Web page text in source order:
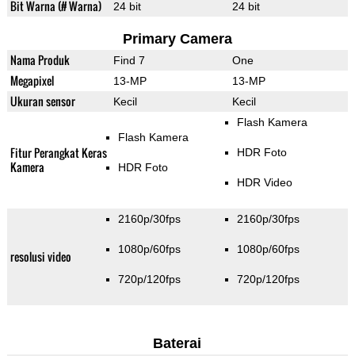
Bit Warna (# Warna) 24 bit 24 bit
Primary Camera
Nama Produk Find 7 One
Megapixel 13-MP 13-MP
Ukuran sensor Kecil Kecil
Fitur Perangkat Keras
Kamera
Flash Kamera
HDR Foto
Flash Kamera
HDR Foto
HDR Video
resolusi video
2160p/30fps
1080p/60fps
720p/120fps
2160p/30fps
1080p/60fps
720p/120fps
Baterai